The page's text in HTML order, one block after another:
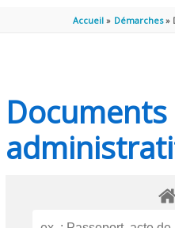
Accueil Démarches
Documents